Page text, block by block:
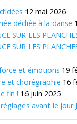
12 mai 2026
dédiée à la danse
SUR LES
SUR LES
et émotions 19
et chorégraphie 16
fin ! 16 juin 2025
avant le jour J